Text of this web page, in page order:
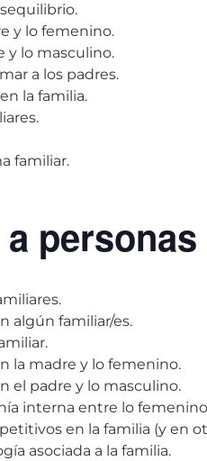
y lo femenino.
y lo masculino.
a los padres.
la familia.
familiar.
algún familiar/es.
la madre y lo femenino.
el padre y lo masculino.
interna entre lo
en la familia (y en
asociada a la familia.